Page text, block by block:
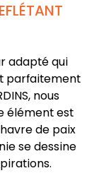
adaptéqui
parfaitement
nous
élément est
de paix
se dessine